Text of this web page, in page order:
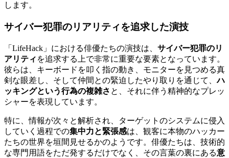
します。
サイバー犯罪のリアリティを追求した演技
「LifeHack」における俳優たちの演技は、 サイバー犯罪のリ
アリティ を追求する上で非常に重要な要素となっています。
彼らは、キーボードを叩く指の動き、モニターを見つめる真
剣な眼差し、そして仲間との緊迫したやり取りを通じて、ハ
ッキングという行為の複雑さ と、それに伴う精神的なプレッ
シャーを表現しています。
特に、情報が次々と解析され、ターゲットのシステムに侵入
していく過程での集中力と緊張感は、観客に本物のハッカー
たちの世界を垣間見せるかのようです。俳優たちは、技術的
な専門用語をただ発するだけでなく、その言葉の裏にある意